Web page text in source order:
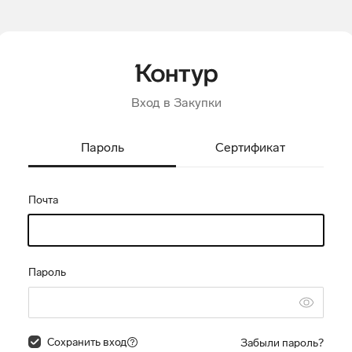
Вход в Закупки
Пароль Сертификат
Почта
Пароль
Сохранить вход Забыли пароль?